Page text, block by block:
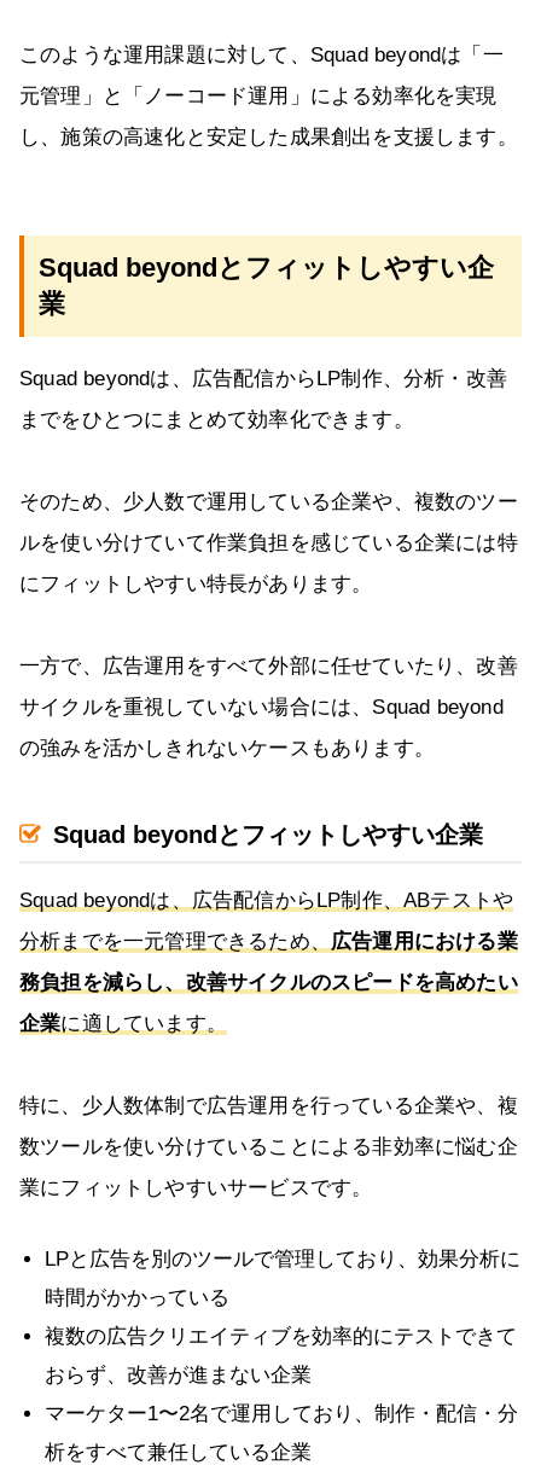
このような運用課題に対して、Squad beyondは「一
元管理」と「ノーコード運用」による効率化を実現
し、施策の高速化と安定した成果創出を支援します。
Squad beyondとフィットしやすい企
業
Squad beyondは、広告配信からLP制作、分析・改善
までをひとつにまとめて効率化できます。
そのため、少人数で運用している企業や、複数のツー
ルを使い分けていて作業負担を感じている企業には特
にフィットしやすい特長があります。
一方で、広告運用をすべて外部に任せていたり、改善
サイクルを重視していない場合には、Squad beyond
の強みを活かしきれないケースもあります。
Squad beyondとフィットしやすい企業
Squad beyondは、広告配信からLP制作、ABテストや
分析までを一元管理できるため、 広告運用における業
務負担を減らし、改善サイクルのスピードを高めたい
企業に適しています。
特に、少人数体制で広告運用を行っている企業や、複
数ツールを使い分けていることによる非効率に悩む企
業にフィットしやすいサービスです。
LPと広告を別のツールで管理しており、効果分析に
時間がかかっている
複数の広告クリエイティブを効率的にテストできて
おらず、改善が進まない企業
マーケター1〜2名で運用しており、制作・配信・分
析をすべて兼任している企業